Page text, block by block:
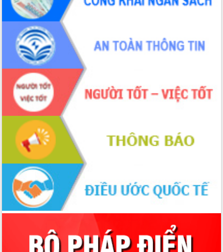
Đắk Lắk phát động hưởng ứng Ngày
Quyền của người tiêu dùng Việt Nam
2026
Đẩy mạnh cải cách hành chính, quyết
tâm đạt được mục tiêu tăng trưởng
hai con số trong năm 2026
Tổ chức trang trọng Lễ hội Đền thờ
Lương Văn Chánh năm 2026
Phó Bí thư Tỉnh ủy Đắk Lắk Đỗ Hữu
Huy giữ chức Bí thư Đảng ủy Ủy Ban
Nhân dân tỉnh
Bệnh án điện tử thúc đẩy chuyển đổi
số y tế tại Đắk Lắk
Chuyển đổi số thư viện: Mở rộng
không gian tri thức trong thời đại số
Đánh giá, rút kinh nghiệm công tác tổ
chức diễn tập trước ngày bầu cử
Chương trình “Gặp gỡ hữu nghị –
Friendship Meeting New Year 2026”
Bầu cử Quốc hội và HĐND: Cử tri Đắk
Lắk gửi gắm niềm tin, kỳ vọng vào lá
Đắk Lắk sẵn sàng các điều kiện cho